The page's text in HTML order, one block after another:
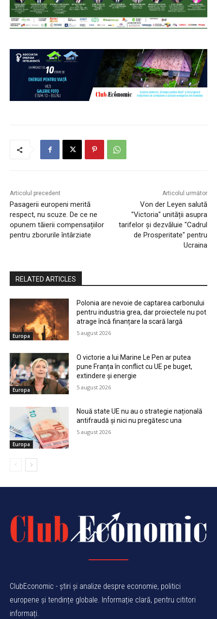
Articolul precedent
Pasagerii europeni merită
respect, nu scuze. De ce ne
opunem tăierii compensațiilor
pentru zborurile întârziate
Articolul următor
Von der Leyen salută
"Victoria" unității asupra
tarifelor și dezvăluie "Cadrul
de Prosperitate" pentru
Ucraina
RELATED ARTICLES
Europa
Polonia are nevoie de captarea carbonului
pentru industria grea, dar proiectele nu pot
atrage încă finanțare la scară largă
5 august 2026
Europa
O victorie a lui Marine Le Pen ar putea
pune Franța în conflict cu UE pe buget,
extindere și energie
5 august 2026
Europa
Nouă state UE nu au o strategie națională
antifraudă și nici nu pregătesc una
5 august 2026
ClubEconomic - știri și analize despre economie, politici
europene și tendințe globale. Informație clară, pentru cititori
informați.